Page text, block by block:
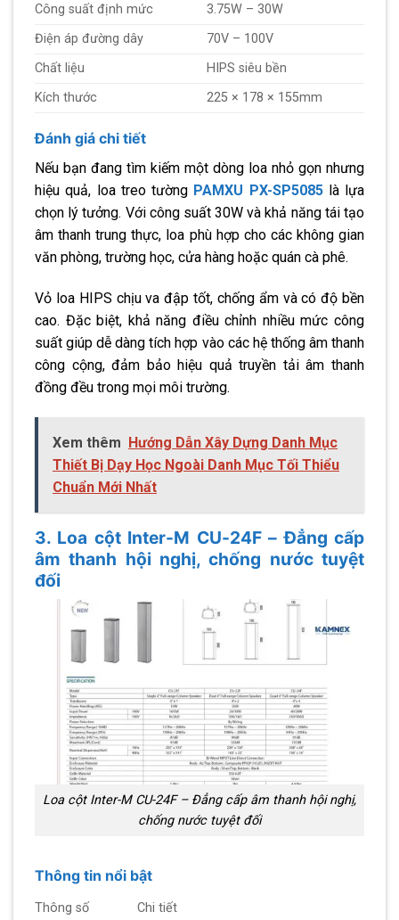
Công suất định mức
3.75W – 30W
Điện áp đường dây
70V – 100V
Chất liệu
HIPS siêu bền
Kích thước
225 × 178 × 155mm
Đánh giá chi tiết
Nếu bạn đang tìm kiếm một dòng loa nhỏ gọn nhưng
hiệu quả, loa treo tường PAMXU PX-SP5085là lựa
chọn lý tưởng. Với công suất 30W và khả năng tái tạo
âm thanh trung thực, loa phù hợp cho các không gian
văn phòng, trường học, cửa hàng hoặc quán cà phê.
Vỏ loa HIPS chịu va đập tốt, chống ẩm và có độ bền
cao. Đặc biệt, khả năng điều chỉnh nhiều mức công
suất giúp dễ dàng tích hợp vào các hệ thống âm thanh
công cộng, đảm bảo hiệu quả truyền tải âm thanh
đồng đều trong mọi môi trường.
Xem thêm Hướng Dẫn Xây Dựng Danh Mục
Thiết Bị Dạy Học Ngoài Danh Mục Tối Thiểu
Chuẩn Mới Nhất
3. Loa cột Inter-M CU-24F – Đẳng cấp
âm thanh hội nghị, chống nước tuyệt
đối
Loa cột Inter-M CU-24F – Đẳng cấp âm thanh hội nghị,
chống nước tuyệt đối
Thông tin nổi bật
Thông số Chi tiết